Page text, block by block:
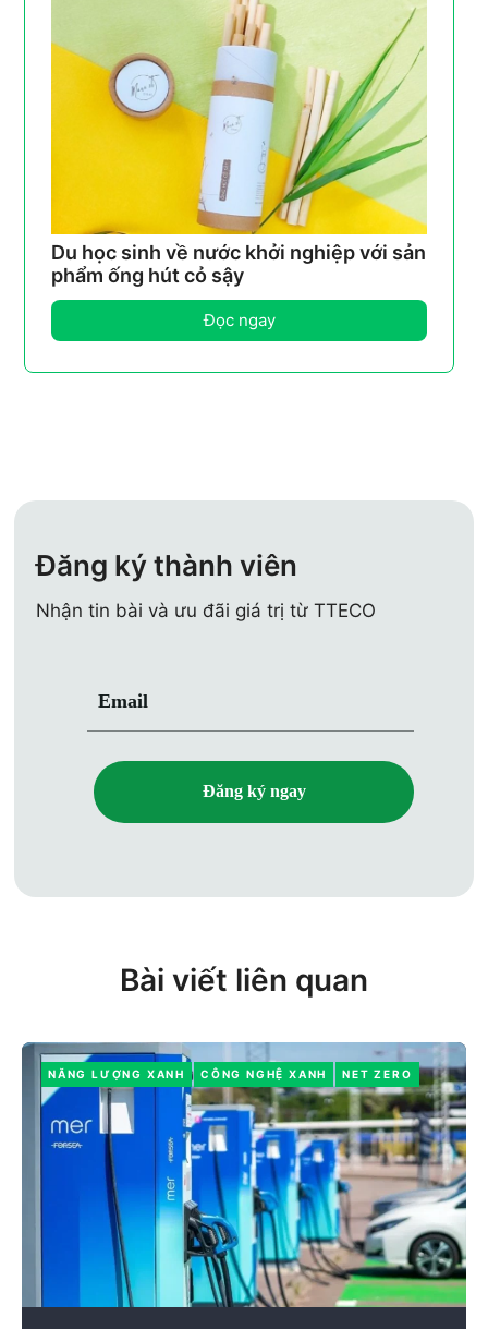
Du học sinh về nước khởi nghiệp với sản
phẩm ống hút cỏ sậy
Đọc ngay
Đăng ký thành viên
Nhận tin bài và ưu đãi giá trị từ TTECO
Đăng ký ngay
Bài viết liên quan
NĂNG LƯỢNG XANH CÔNG NGHỆ XANH NET ZERO